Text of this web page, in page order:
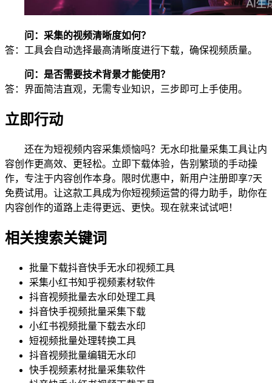
问：采集的视频清晰度如何？
答：工具会自动选择最高清晰度进行下载，确保视频质量。
问：是否需要技术背景才能使用？
答：界面简洁直观，无需专业知识，三步即可上手使用。
立即行动
还在为短视频内容采集烦恼吗？无水印批量采集工具让内
容创作更高效、更轻松。立即下载体验，告别繁琐的手动操
作，专注于内容创作本身。限时优惠中，新用户注册即享7天
免费试用。让这款工具成为你短视频运营的得力助手，助你在
内容创作的道路上走得更远、更快。现在就来试试吧！
相关搜索关键词
批量下载抖音快手无水印视频工具
采集小红书知乎视频素材软件
抖音视频批量去水印处理工具
抖音快手视频批量采集下载
小红书视频批量下载去水印
短视频批量处理转换工具
抖音视频批量编辑无水印
快手视频素材批量采集软件